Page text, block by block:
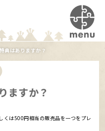
典はありますか？
ますか？
くは500円相当の販売品を一つをプレ